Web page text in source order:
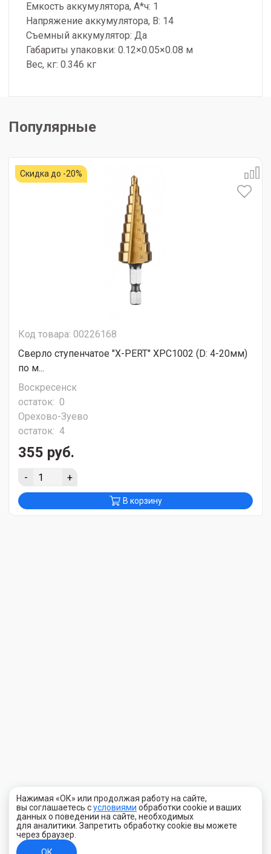
Емкость аккумулятора, А*ч: 1
Напряжение аккумулятора, В: 14
Съемный аккумулятор: Да
Габариты упаковки: 0.12×0.05×0.08 м
Вес, кг: 0.346 кг
Популярные
Скидка до -20%
Код товара: 00226168
Сверло ступенчатое "X-PERT" XPC1002 (D: 4-20мм)
по м...
Воскресенск
остаток: 0
Орехово-Зуево
остаток: 4
355 руб.
- +
В корзину
Нажимая «ОК» или продолжая работу на сайте,
вы соглашаетесь сусловиями обработки cookie и ваших
данных о поведении на сайте, необходимых
для аналитики. Запретить обработку cookie вы можете
через браузер.